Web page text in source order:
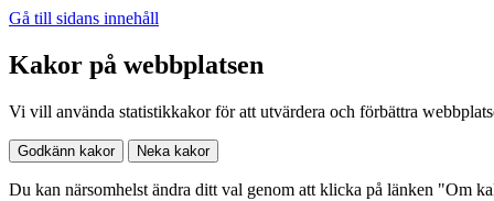
Gå till sidans innehåll
Kakor på webbplatsen
Vi vill använda statistikkakor för att utvärdera och förbättra
Godkänn kakor Neka kakor
Du kan närsomhelst ändra ditt val genom att klicka på länken "Om